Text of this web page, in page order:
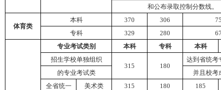
和公布录取控制分数线。
体育类
本科 370 306
专科
329 280
专业考试类别 本科 专科
本科
招生学校单独组织
315
180
达到省统考
的专业考试类
并且校考
全省统一
美术类 315 180
185